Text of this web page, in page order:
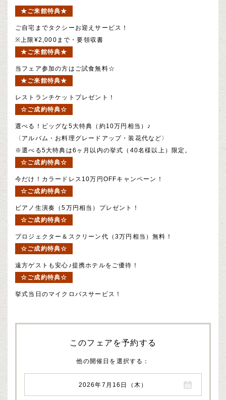
★ご来館特典★
ご自宅までタクシーお迎えサービス！
※上限¥2,000まで・要領収書
★ご来館特典★
当フェア参加の方はご試食無料☆
★ご来館特典★
レストランチケットプレゼント！
☆ご成約特典☆
選べる！ビッグな5大特典（約10万円相当）♪
〈アルバム・お料理グレードアップ・装花代など〉
※選べる5大特典は6ヶ月以内の挙式（40名様以上）限定。
☆ご成約特典☆
今だけ！カラードレス10万円OFFキャンペーン！
☆ご成約特典☆
ピアノ生演奏（5万円相当）プレゼント！
☆ご成約特典☆
プロジェクター＆スクリーン代（3万円相当）無料！
☆ご成約特典☆
遠方ゲストも安心♪提携ホテルをご優待！
☆ご成約特典☆
挙式当日のマイクロバスサービス！
このフェアを予約する
他の開催日を選択する
2026年7月16日（木）